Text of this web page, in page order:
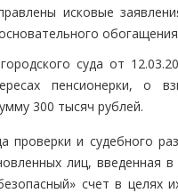
исковые
суда от
пенсионерки, о
300 тысяч рублей.
и судебного
лиц, введенная
счет в целях